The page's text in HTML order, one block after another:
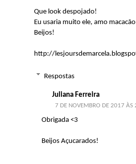
Que look despojado!
Eu usaria muito ele, amo macacão
Beijos!
http://
Respostas
Juliana Ferreira
7 DE NOVEMBRO DE 2017 ÀS
Obrigada <3
Beijos Açucarados!